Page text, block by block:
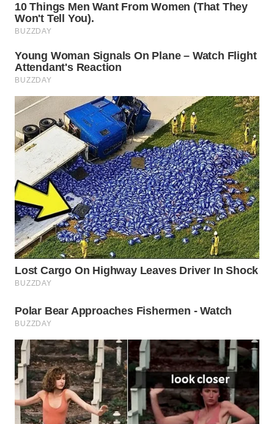
WN
SUBANG
WN
SUKABUMI
WN
PURWAKARTA
PRIANGAN
TIMUR
WN
SEMARANG
WN
BOROBUDUR
WN
MADURA
WN
SURABAYA